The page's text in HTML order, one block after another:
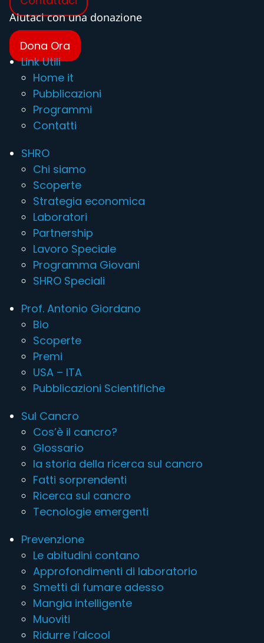
Aiutaci con una donazione
Dona Ora
Link Utili
Home it
Pubblicazioni
Programmi
Contatti
SHRO
Chi siamo
Scoperte
Strategia economica
Laboratori
Partnership
Lavoro Speciale
Programma Giovani
SHRO Speciali
Prof. Antonio Giordano
Bio
Scoperte
Premi
USA – ITA
Pubblicazioni Scientifiche
Sul Cancro
Cos’è il cancro?
Glossario
la storia della ricerca sul cancro
Fatti sorprendenti
Ricerca sul cancro
Tecnologie emergenti
Prevenzione
Le abitudini contano
Approfondimenti di laboratorio
Smetti di fumare adesso
Mangia intelligente
Muoviti
Ridurre l’alcool